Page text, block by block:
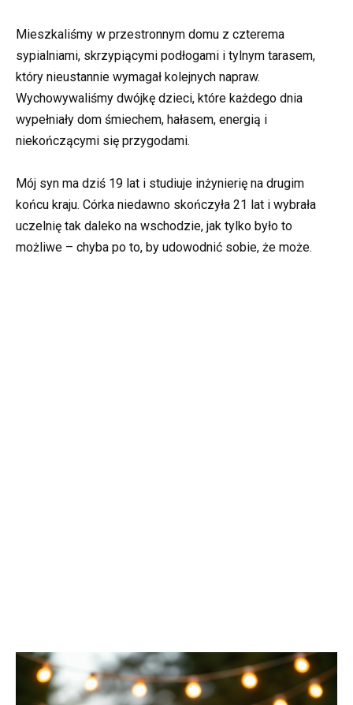
Mieszkaliśmy w przestronnym domu z czterema
sypialniami, skrzypiącymi podłogami i tylnym tarasem,
który nieustannie wymagał kolejnych napraw.
Wychowywaliśmy dwójkę dzieci, które każdego dnia
wypełniały dom śmiechem, hałasem, energią i
niekończącymi się przygodami.
Mój syn ma dziś 19 lat i studiuje inżynierię na drugim
końcu kraju. Córka niedawno skończyła 21 lat i wybrała
uczelnię tak daleko na wschodzie, jak tylko było to
możliwe – chyba po to, by udowodnić sobie, że może.